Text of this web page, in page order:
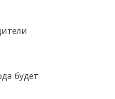
будет